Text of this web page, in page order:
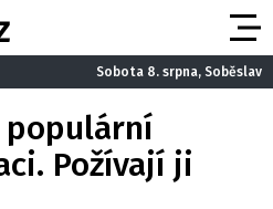
Sobota 8. srpna, Soběslav
populární
Požívají ji